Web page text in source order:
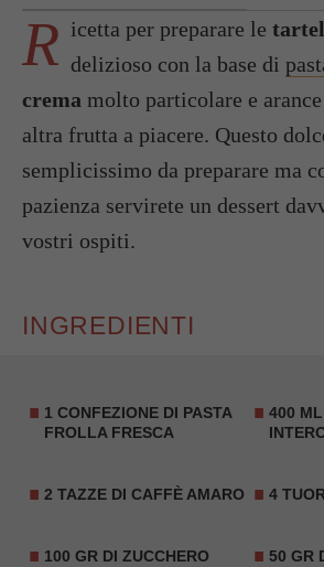
R icetta per preparare le
delizioso con la base di
crema molto particolare e
altra frutta a piacere. Questo
semplicissimo da preparare ma
pazienza servirete un dessert
vostri ospiti.
INGREDIENTI
1 CONFEZIONE DI PASTA
FROLLA FRESCA
400
2 TAZZE DI CAFFÈ AMARO 4
100 GR DI ZUCCHERO 50 GR